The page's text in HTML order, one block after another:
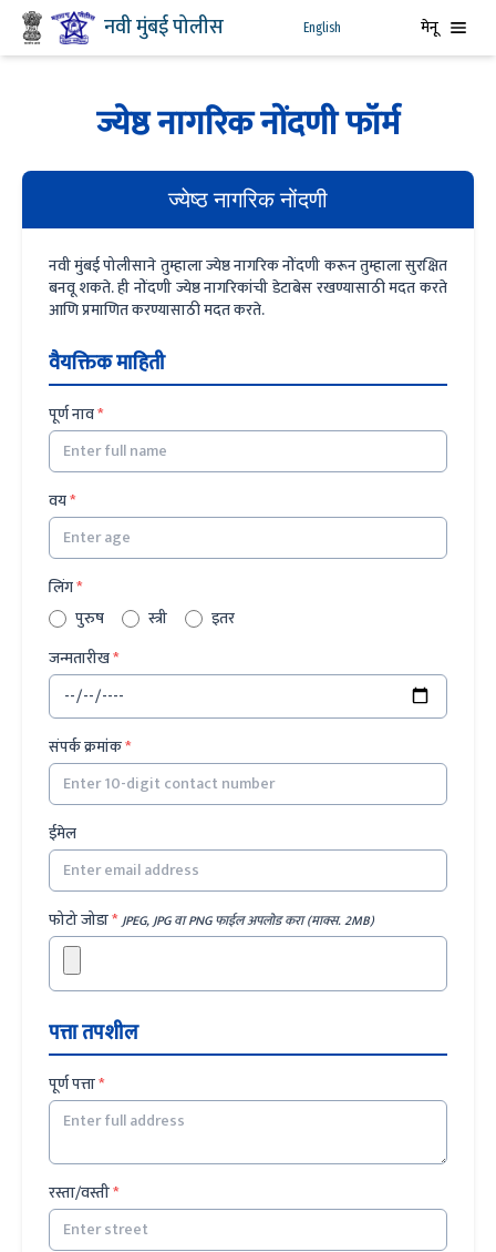
नवी मुंबई पोलीस English मेनू
ज्येष्ठ नागरिक नोंदणी फॉर्म
ज्येष्ठ नागरिक नोंदणी
नवी मुंबई पोलीसाने तुम्हाला ज्येष्ठ नागरिक नोंदणी करून तुम्हाला सुरक्षित
बनवू शकते. ही नोंदणी ज्येष्ठ नागरिकांची डेटाबेस रखण्यासाठी मदत करते
आणि प्रमाणित करण्यासाठी मदत करते.
वैयक्तिक माहिती
पूर्ण नाव*
वय*
लिंग*
पुरुष
स्त्री
इतर
जन्मतारीख*
संपर्क क्रमांक*
ईमेल
फोटो जोडा* JPEG, JPG वा PNG फाईल अपलोड करा (माक्स. 2MB)
पत्ता तपशील
पूर्ण पत्ता*
रस्ता/वस्ती*